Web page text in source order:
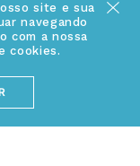
site e sua
navegando
com a nossa
cookies.
feira das